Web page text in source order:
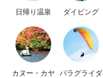
日帰り温泉 ダイビング
カヌー・カヤ パラグライダ